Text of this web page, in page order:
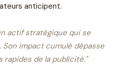
anticipent.
actif stratégique qui se
impact cumulé dépasse
rapides de la publicité."